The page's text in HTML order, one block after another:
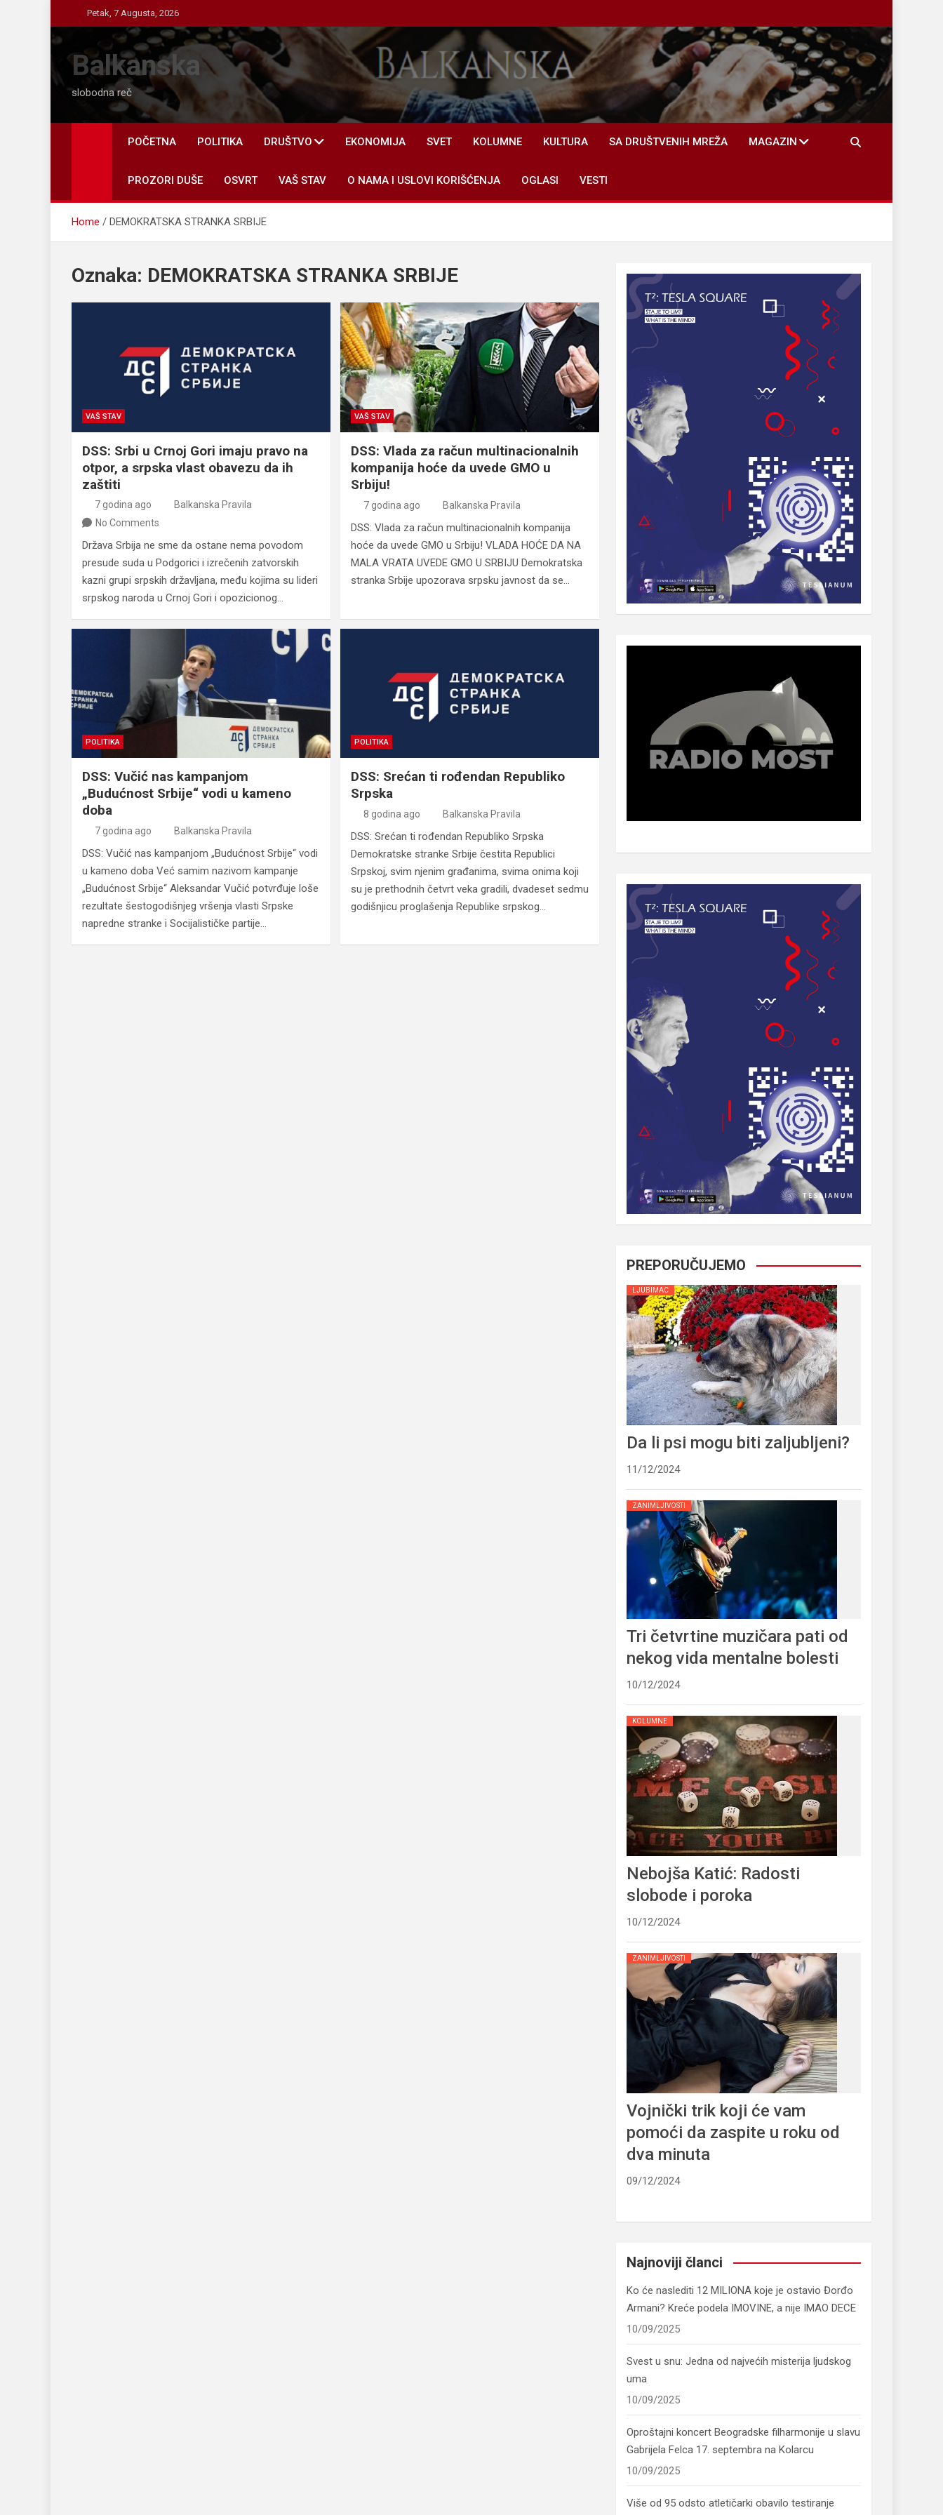
to
content
Petak, 7 Augusta, 2026
Balkanska
slobodna reč
POČETNA POLITIKA DRUŠTVO EKONOMIJA SVET KOLUMNE KULTURA SA DRUŠTVENIH MREŽA MAGAZIN
PROZORI DUŠE OSVRT VAŠ STAV O NAMA I USLOVI KORIŠĆENJA OGLASI VESTI
Home DEMOKRATSKA STRANKA SRBIJE
Oznaka: DEMOKRATSKA STRANKA SRBIJE
VAŠ STAV
DSS: Srbi u Crnoj Gori imaju pravo na
otpor, a srpska vlast obavezu da ih
zaštiti
7 godina ago
Balkanska Pravila
No Comments
Država Srbija ne sme da ostane nema povodom
presude suda u Podgorici i izrečenih zatvorskih
kazni grupi srpskih državljana, među kojima su lideri
srpskog naroda u Crnoj Gori i opozicionog…
VAŠ STAV
DSS: Vlada za račun multinacionalnih
kompanija hoće da uvede GMO u
Srbiju!
7 godina ago Balkanska Pravila
DSS: Vlada za račun multinacionalnih kompanija
hoće da uvede GMO u Srbiju! VLADA HOĆE DA NA
MALA VRATA UVEDE GMO U SRBIJU Demokratska
stranka Srbije upozorava srpsku javnost da se…
POLITIKA
DSS: Vučić nas kampanjom
„Budućnost Srbije“ vodi u kameno
doba
7 godina ago Balkanska Pravila
DSS: Vučić nas kampanjom „Budućnost Srbije“ vodi
u kameno doba Već samim nazivom kampanje
„Budućnost Srbije“ Aleksandar Vučić potvrđuje loše
rezultate šestogodišnjeg vršenja vlasti Srpske
napredne stranke i Socijalističke partije…
POLITIKA
DSS: Srećan ti rođendan Republiko
Srpska
8 godina ago Balkanska Pravila
DSS: Srećan ti rođendan Republiko Srpska
Demokratske stranke Srbije čestita Republici
Srpskoj, svim njenim građanima, svima onima koji
su je prethodnih četvrt veka gradili, dvadeset sedmu
godišnjicu proglašenja Republike srpskog…
PREPORUČUJEMO
LJUBIMAC
Da li psi mogu biti zaljubljeni?
11/12/2024
ZANIMLJIVOSTI
Tri četvrtine muzičara pati od
nekog vida mentalne bolesti
10/12/2024
KOLUMNE
Nebojša Katić: Radosti
slobode i poroka
10/12/2024
ZANIMLJIVOSTI
Vojnički trik koji će vam
pomoći da zaspite u roku od
dva minuta
09/12/2024
Najnoviji članci
Ko će naslediti 12 MILIONA koje je ostavio Đorđo
Armani? Kreće podela IMOVINE, a nije IMAO DECE
10/09/2025
Svest u snu: Jedna od najvećih misterija ljudskog
uma
10/09/2025
Oproštajni koncert Beogradske filharmonije u slavu
Gabrijela Felca 17. septembra na Kolarcu
10/09/2025
Više od 95 odsto atletičarki obavilo testiranje